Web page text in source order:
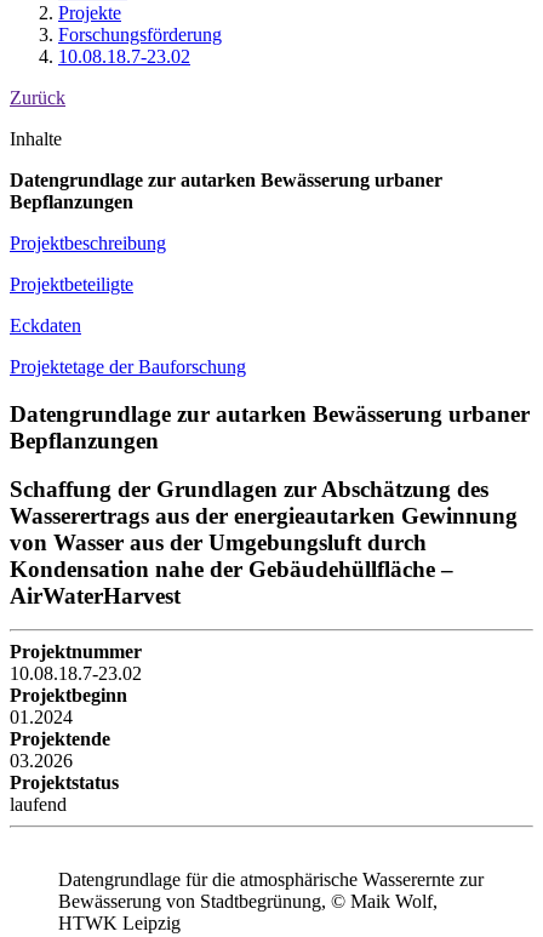
Projekte
Forschungsförderung
10.08.18.7-23.02
Zurück
Inhalte
Datengrundlage zur autarken Bewässerung urbaner
Bepflanzungen
Projektbeschreibung
Projektbeteiligte
Eckdaten
Projektetage der Bauforschung
Datengrundlage zur autarken Bewässerung urbaner
Bepflanzungen
Schaffung der Grundlagen zur Abschätzung des
Wasserertrags aus der energieautarken Gewinnung
von Wasser aus der Umgebungsluft durch
Kondensation nahe der Gebäudehüllfläche –
AirWaterHarvest
Projektnummer
10.08.18.7-23.02
Projektbeginn
01.2024
Projektende
03.2026
Projektstatus
laufend
Datengrundlage für die atmosphärische Wasserernte zur
Bewässerung von Stadtbegrünung, © Maik Wolf,
HTWK Leipzig